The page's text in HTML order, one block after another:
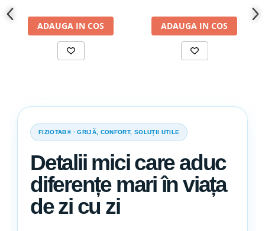
sa se supraincalzeasca, mai ales in timpul noptilor fierbinti de
vara.
Este ideala pentru bebelusii cu alergii sau piele sensibila;
ADAUGA IN COS ADAUGA IN COS
FIZIOTAB® · GRIJĂ, CONFORT, SOLUȚII UTILE
Detalii mici care aduc
diferențe mari în viața
de zi cu zi